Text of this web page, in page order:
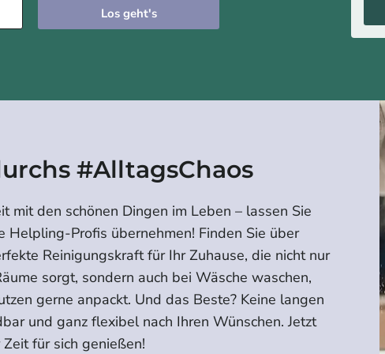
Los geht's
#AlltagsChaos
mit den schönen Dingen im Leben – lassen Sie
Helpling-Profis übernehmen! Finden Sie über
Reinigungskraft für Ihr Zuhause, die nicht nur
sorgt, sondern auch bei Wäsche waschen,
gerne anpackt. Und das Beste? Keine langen
und ganz flexibel nach Ihren Wünschen. Jetzt
für sich genießen!